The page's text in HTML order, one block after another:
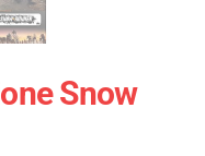
Snow